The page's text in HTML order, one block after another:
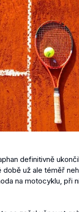
definitivně
už ale téměř
na motocyklu, při